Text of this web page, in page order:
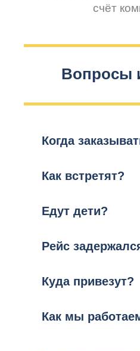
счёт
Вопросы
Когда
Как встретят?
Едут дети?
Рейс
Куда привезут?
Как мы